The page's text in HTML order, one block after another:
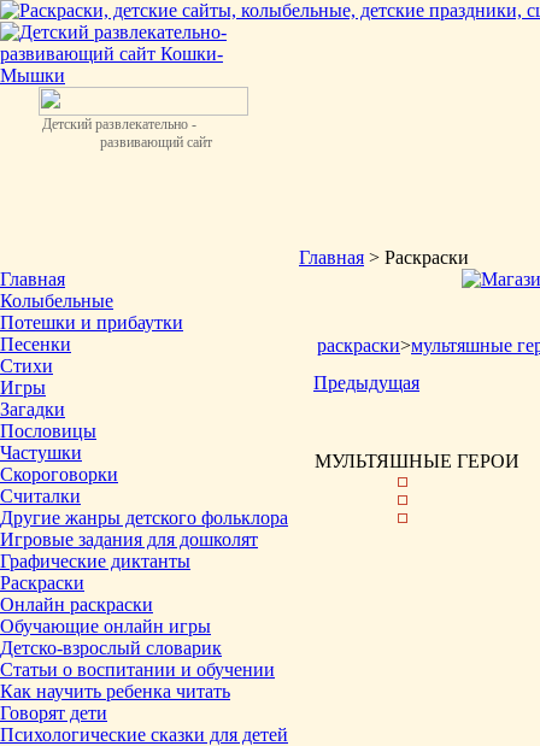
Детский развлекательно -
развивающий сайт
Главная
Колыбельные
Потешки и прибаутки
Песенки
Стихи
Игры
Загадки
Пословицы
Частушки
Скороговорки
Считалки
Другие жанры детского фольклора
Игровые задания для дошколят
Графические диктанты
Раскраски
Онлайн раскраски
Обучающие онлайн игры
Детско-взрослый словарик
Статьи о воспитании и обучении
Как научить ребенка читать
Говорят дети
Психологические сказки для детей
Главная > Раскраски
раскраски>мультяшные
Предыдущая
МУЛЬТЯШНЫЕ ГЕРОИ